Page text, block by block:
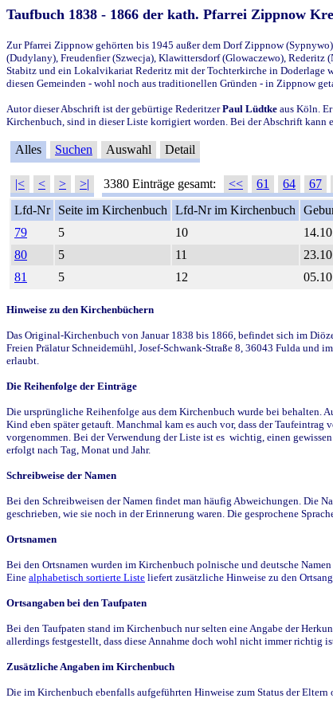
Taufbuch 1838 - 1866 der kath. Pfarrei Zippnow
Zur Pfarrei Zippnow gehörten bis 1945 außer dem Dorf Zippnow
(Dudylany), Freudenfier (Szwecja), Klawittersdorf (Glowaczewo),
Stabitz und ein Lokalvikariat Rederitz mit der Tochterkirche in Doderlage
diesen Gemeinden - wohl noch aus traditionellen Gründen - in Zippnow
Autor dieser Abschrift ist der gebürtige RederitzerPaul Lüdtke aus Köln.
Kirchenbuch, sind in dieser Liste korrigiert worden. Bei der Abschrift kann
Alles Suchen Auswahl Detail
|< < > >| 3380 Einträge gesamt: << 61 64 67
Lfd-Nr
Seite im Kirchenbuch Lfd-Nr im Kirchenbuch
79
5 10
80
5 11
81
5 12
Hinweise zu den Kirchenbüchern
Das Original-Kirchenbuch von Januar 1838 bis 1866, befindet sich im
Freien Prälatur Schneidemühl, Josef-Schwank-Straße 8, 36043 Fulda und
erlaubt.
Die Reihenfolge der Einträge
Die ursprüngliche Reihenfolge aus dem Kirchenbuch wurde bei behalten.
Kind eben später getauft. Manchmal kam es auch vor, dass der
vorgenommen. Bei der Verwendung der Liste ist es wichtig, einen
erfolgt nach Tag, Monat und Jahr.
Schreibweise der Namen
Bei den Schreibweisen der Namen findet man häufig Abweichungen. Die
geschrieben, wie sie noch in der Erinnerung waren. Die gesprochene
Ortsnamen
Bei den Ortsnamen wurden im Kirchenbuch polnische und deutsche
Eine alphabetisch sortierte Liste liefert zusätzliche Hinweise zu den
Ortsangaben bei den Taufpaten
Bei den Taufpaten stand im Kirchenbuch nur selten eine Angabe der
allerdings festgestellt, dass diese Annahme doch wohl nicht immer richtig
Zusätzliche Angaben im Kirchenbuch
Die im Kirchenbuch ebenfalls aufgeführten Hinweise zum Status der